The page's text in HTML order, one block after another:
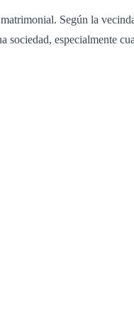
Según la
especialmente